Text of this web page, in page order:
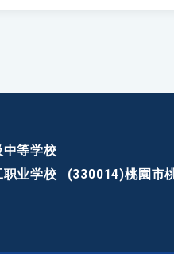
中等学校
职业学校
(330014)桃園市